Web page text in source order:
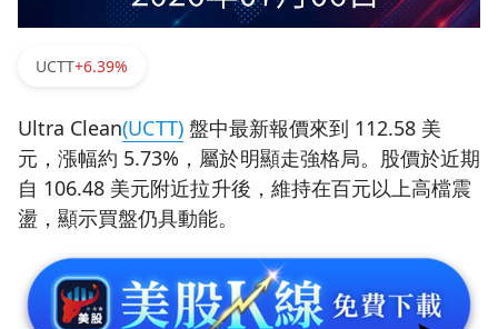
UCTT+6.39%
Ultra Clean(UCTT)盤中最新報價來到 112.58 美
元，漲幅約 5.73%，屬於明顯走強格局。股價於近期
自 106.48 美元附近拉升後，維持在百元以上高檔震
盪，顯示買盤仍具動能。